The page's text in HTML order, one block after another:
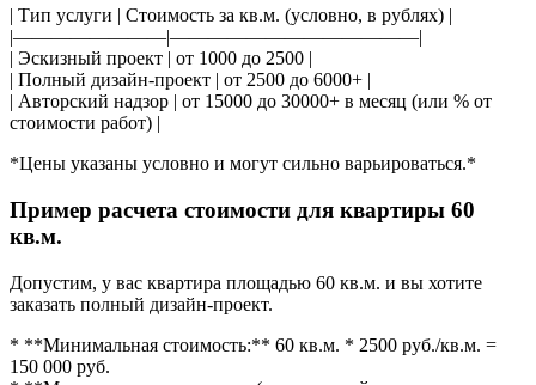
| Тип услуги | Стоимость за кв.м. (условно, в рублях) |
|————————|—————————————|
| Эскизный проект | от 1000 до 2500 |
| Полный дизайн-проект | от 2500 до 6000+ |
| Авторский надзор | от 15000 до 30000+ в месяц (или % от
стоимости работ) |
*Цены указаны условно и могут сильно варьироваться.*
Пример расчета стоимости для квартиры 60
кв.м.
Допустим, у вас квартира площадью 60 кв.м. и вы хотите
заказать полный дизайн-проект.
* **Минимальная стоимость:** 60 кв.м. * 2500 руб./кв.м. =
150 000 руб.